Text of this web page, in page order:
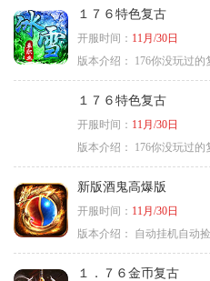
１７６特色复古
开服时间： 11月/30日
版本介绍：
176你没玩过的
１７６特色复古
开服时间： 11月/30日
版本介绍：
176你没玩过的
新版酒鬼高爆版
开服时间： 11月/30日
版本介绍：
自动挂机自动
１．７６金币复古